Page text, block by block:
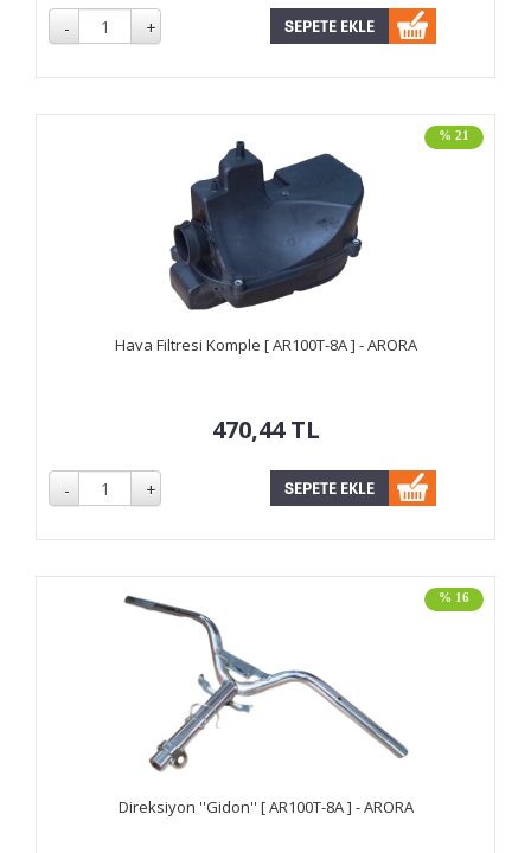
% 21
Hava Filtresi Komple [ AR100T-8A ] - ARORA
470,44TL
% 16
Direksiyon ''Gidon'' [ AR100T-8A ] - ARORA